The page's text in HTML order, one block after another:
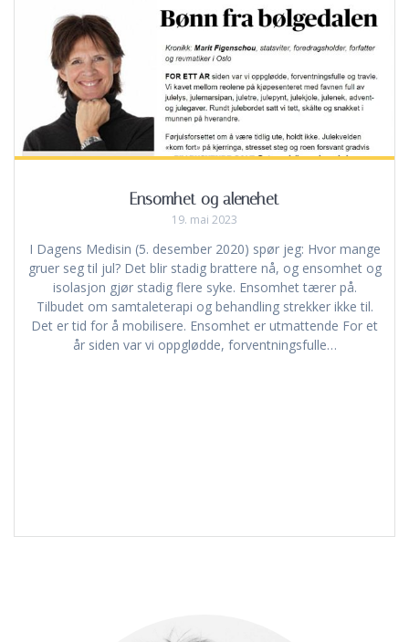
Ensomhet og alenehet
19. mai 2023
I Dagens Medisin (5. desember 2020) spør jeg: Hvor mange
gruer seg til jul? Det blir stadig brattere nå, og ensomhet og
isolasjon gjør stadig flere syke. Ensomhet tærer på.
Tilbudet om samtaleterapi og behandling strekker ikke til.
Det er tid for å mobilisere. Ensomhet er utmattende For et
år siden var vi oppglødde, forventningsfulle…